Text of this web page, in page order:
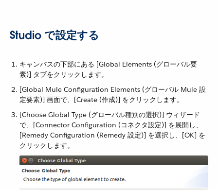
Studio で設定する
キャンバスの下部にある [Global Elements (グローバル要
素)] タブをクリックします。
[Global Mule Configuration Elements (グローバル Mule 設
定要素)] 画面で、[Create (作成)] をクリックします。
[Choose Global Type (グローバル種別の選択)] ウィザード
で、[Connector Configuration (コネクタ設定)] を展開し、
[Remedy Configuration (Remedy 設定)] を選択し、[OK] を
クリックします。